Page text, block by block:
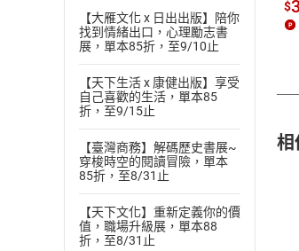
【大雁文化 x 日出出版】陪你
找到情緒出口，心理勵志書
展，單本85折，至9/10止
【天下生活 x 康健出版】享受
自己喜歡的生活，單本85
折，至9/15止
【臺灣商務】解碼歷史書展~
穿梭時空的閱讀冒險，單本
85折，至8/31止
【天下文化】重新定義你的價
值，職場升級展，單本88
折，至8/31止
$